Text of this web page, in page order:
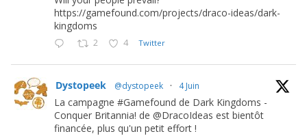
https://gamefound.com/projects/draco-ideas/dark-
kingdoms
2 4 Twitter
Dystopeek @dystopeek · 4 Juin
La campagne #Gamefound de Dark Kingdoms -
Conquer Britannia! de @DracoIdeas est bientôt
financée, plus qu'un petit effort !